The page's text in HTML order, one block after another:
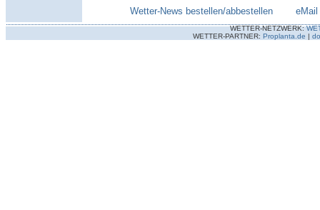
Wetter-News bestellen/abbestellen eMail
WETTER-NETZWERK:
WETTER-PARTNER: Proplanta.de |